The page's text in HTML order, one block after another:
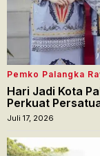
Pemko Palangka
Hari Jadi Kota
Perkuat
Juli 17, 2026